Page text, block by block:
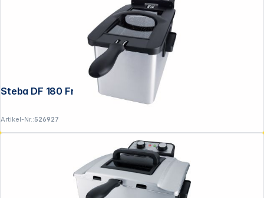
Steba DF 180 Fritteuse
Artikel-Nr.:526927